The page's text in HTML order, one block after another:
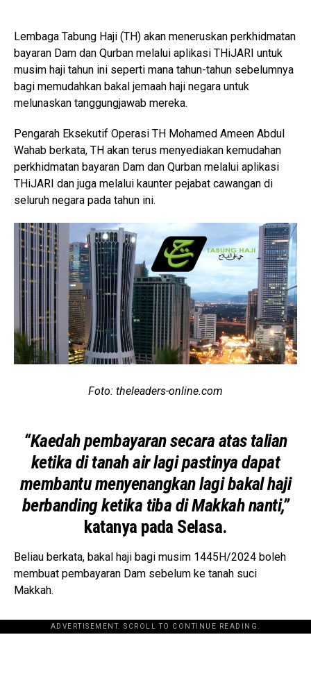
Lembaga Tabung Haji (TH) akan meneruskan perkhidmatan
bayaran Dam dan Qurban melalui aplikasi THiJARI untuk
musim haji tahun ini seperti mana tahun-tahun sebelumnya
bagi memudahkan bakal jemaah haji negara untuk
melunaskan tanggungjawab mereka.
Pengarah Eksekutif Operasi TH Mohamed Ameen Abdul
Wahab berkata, TH akan terus menyediakan kemudahan
perkhidmatan bayaran Dam dan Qurban melalui aplikasi
THiJARI dan juga melalui kaunter pejabat cawangan di
seluruh negara pada tahun ini.
Foto: theleaders-online.com
“Kaedah pembayaran secara atas talian
ketika di tanah air lagi pastinya dapat
membantu menyenangkan lagi bakal haji
berbanding ketika tiba di Makkah nanti,”
katanya pada Selasa.
Beliau berkata, bakal haji bagi musim 1445H/2024 boleh
membuat pembayaran Dam sebelum ke tanah suci
Makkah.
ADVERTISEMENT. SCROLL TO CONTINUE READING.